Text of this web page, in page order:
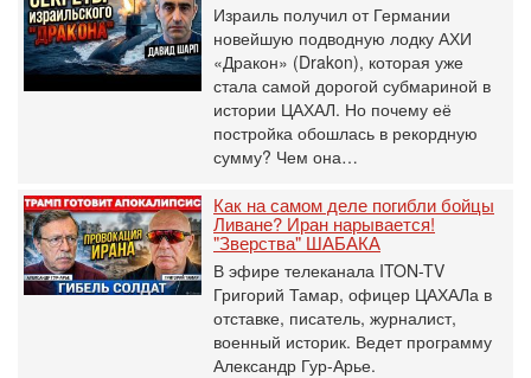
Израиль получил от Германии
новейшую подводную лодку АХИ
«Дракон» (Drakon), которая уже
стала самой дорогой субмариной в
истории ЦАХАЛ. Но почему её
постройка обошлась в рекордную
сумму? Чем она…
Как на самом деле погибли бойцы
Ливане? Иран нарывается!
"Зверства" ШАБАКА
В эфире телеканала ITON-TV
Григорий Тамар, офицер ЦАХАЛа в
отставке, писатель, журналист,
военный историк. Ведет программу
Александр Гур-Арье.